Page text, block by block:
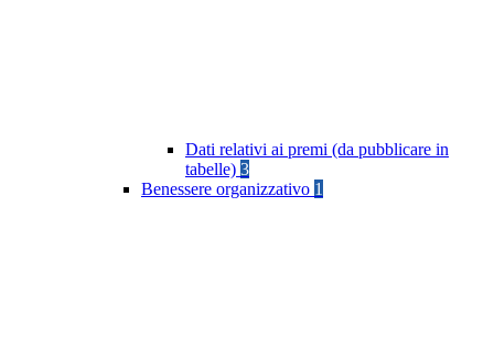
Dati relativi ai premi (da pubblicare in
tabelle) 3
Benessere organizzativo 1